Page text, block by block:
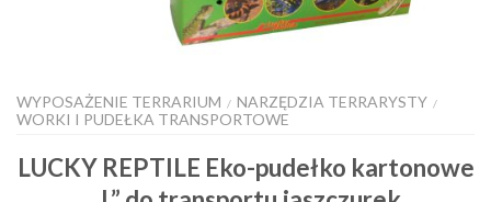
WYPOSAŻENIE TERRARIUM / NARZĘDZIA TERRARYSTY /
WORKI I PUDEŁKA TRANSPORTOWE
LUCKY REPTILE Eko-pudełko kartonowe